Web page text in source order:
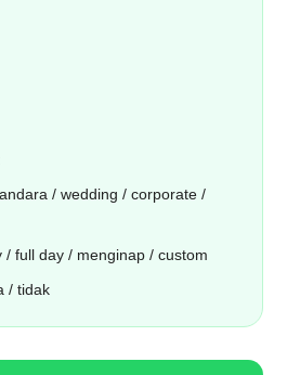
/ wedding / corporate /
/ full day / menginap / custom
/ tidak